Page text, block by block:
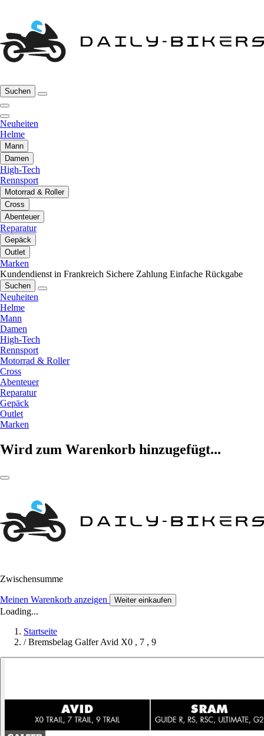
Suchen
Neuheiten
Helme
Mann
Damen
High-Tech
Rennsport
Motorrad & Roller
Cross
Abenteuer
Reparatur
Gepäck
Outlet
Marken
Kundendienst in Frankreich Sichere Zahlung Einfache Rückgabe
Suchen
Neuheiten
Helme
Mann
Damen
High-Tech
Rennsport
Motorrad & Roller
Cross
Abenteuer
Reparatur
Gepäck
Outlet
Marken
Wird zum Warenkorb hinzugefügt...
Zwischensumme
Meinen Warenkorb anzeigen Weiter einkaufen
Loading...
Startseite
/ Bremsbelag Galfer Avid X0 , 7 , 9